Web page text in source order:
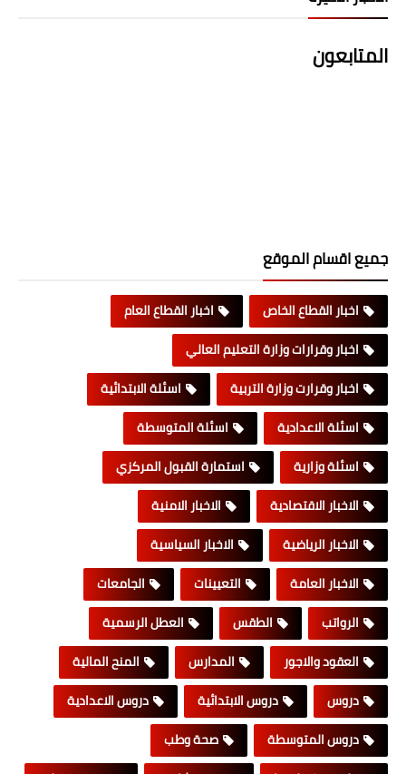
المتابعون
جميع اقسام الموقع
اخبار القطاع الخاص
اخبار القطاع العام
اخبار وقرارات وزارة التعليم العالي
اخبار وقرارت وزارة التربية
اسئلة الابتدائية
اسئلة الاعدادية
اسئلة المتوسطة
اسئلة وزارية
استمارة القبول المركزي
الاخبار الاقتصادية
الاخبار الامنية
الاخبار الرياضية
الاخبار السياسية
الاخبار العامة
التعيينات
الجامعات
الرواتب
الطقس
العطل الرسمية
العقود والاجور
المدارس
المنح المالية
دروس
دروس الابتدائية
دروس الاعدادية
دروس المتوسطة
صحة وطب